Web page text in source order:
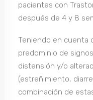
pacientes con
después de 4 y 8
Teniendo en cuenta
predominio de
distensión y/o
(estreñimiento,
combinación de